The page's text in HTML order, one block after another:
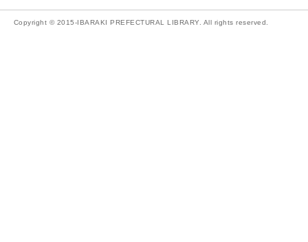
Copyright © 2015-IBARAKI PREFECTURAL LIBRARY. All rights reserved.